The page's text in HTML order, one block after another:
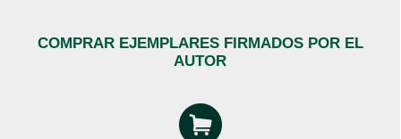
COMPRAR EJEMPLARES FIRMADOS POR EL
AUTOR